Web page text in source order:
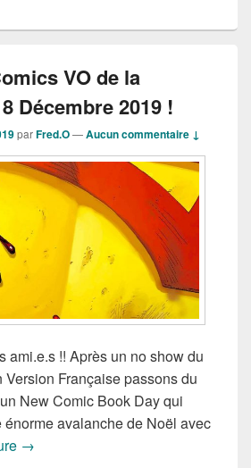
VO de la
Décembre 2019 !
parFred.O—Aucun commentaire ↓
ami.e.s !! Après un no show du
Française passons du
New Comic Book Day qui
avalanche de Noël avec
Sorties des Comics VO de la
→